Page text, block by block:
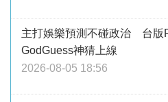
主打娛樂預測不碰政治 台版
GodGuess神猜上線
2026-08-05 18:56